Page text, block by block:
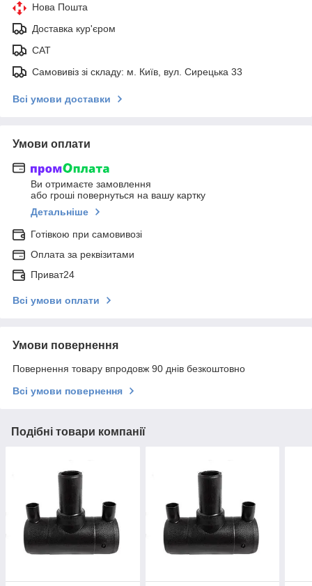
Нова Пошта
Доставка кур'єром
САТ
Самовивіз зі складу: м. Київ, вул. Сирецька 33
Всі умови доставки
Умови оплати
Ви отримаєте замовлення
або гроші повернуться на вашу картку
Детальніше
Готівкою при самовивозі
Оплата за реквізитами
Приват24
Всі умови оплати
Умови повернення
Повернення товару впродовж 90 днів безкоштовно
Всі умови повернення
Подібні товари компанії